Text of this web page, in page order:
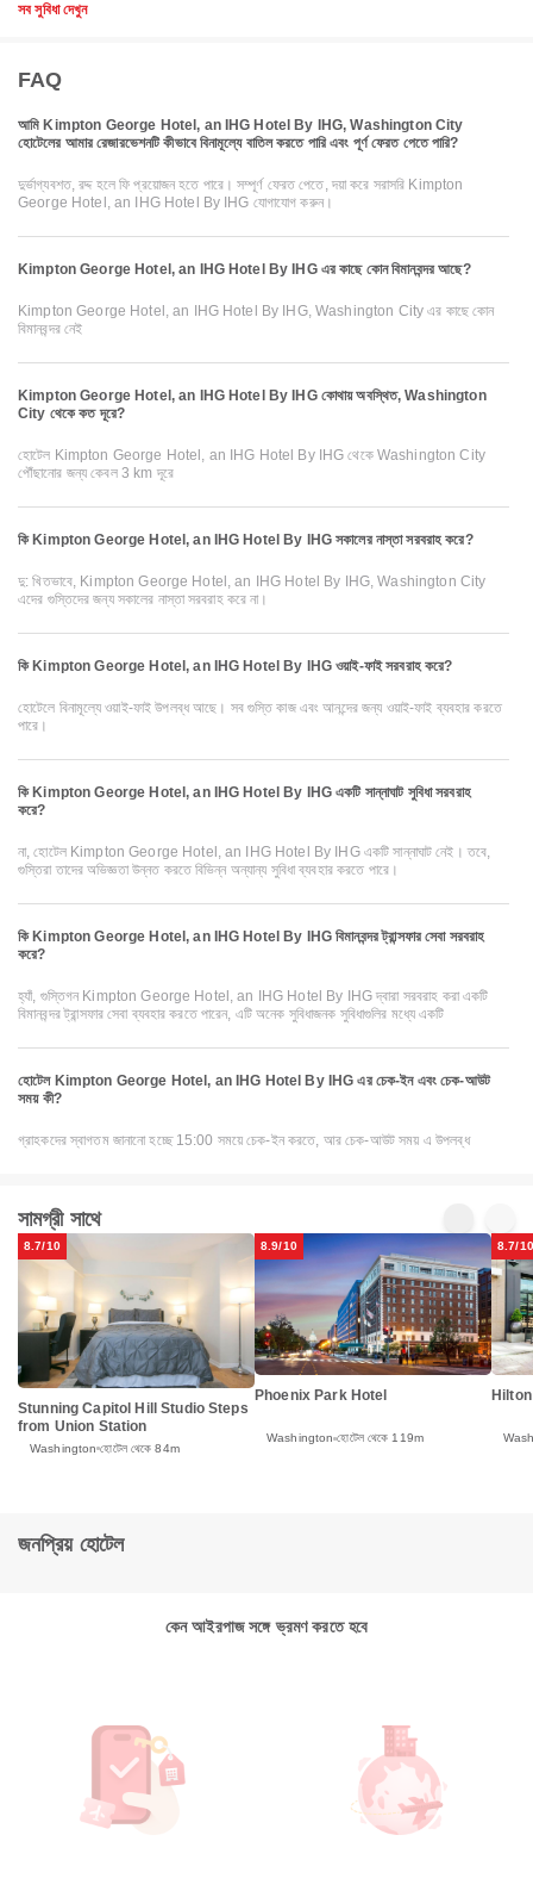
সব সুবিধা দেখুন
FAQ
আমি Kimpton George Hotel, an IHG Hotel By IHG, Washington City
হোটেলের আমার রেজারভেশনটি কীভাবে বিনামূল্যে বাতিল করতে পারি এবং পূর্ণ ফেরত পেতে পারি?
দুর্ভাগ্যবশত, রদ্দ হলে ফি প্রয়োজন হতে পারে। সম্পূর্ণ ফেরত পেতে, দয়া করে সরাসরি Kimpton
George Hotel, an IHG Hotel By IHG যোগাযোগ করুন।
Kimpton George Hotel, an IHG Hotel By IHG এর কাছে কোন বিমানবন্দর আছে?
Kimpton George Hotel, an IHG Hotel By IHG, Washington City এর কাছে কোন
বিমানবন্দর নেই
Kimpton George Hotel, an IHG Hotel By IHG কোথায় অবস্থিত, Washington
City থেকে কত দূরে?
হোটেল Kimpton George Hotel, an IHG Hotel By IHG থেকে Washington City
পৌঁছানোর জন্য কেবল 3 km দূরে
কি Kimpton George Hotel, an IHG Hotel By IHG সকালের নাস্তা সরবরাহ করে?
দু: খিতভাবে, Kimpton George Hotel, an IHG Hotel By IHG, Washington City
এদের গুস্তিদের জন্য সকালের নাস্তা সরবরাহ করে না।
কি Kimpton George Hotel, an IHG Hotel By IHG ওয়াই-ফাই সরবরাহ করে?
হোটেলে বিনামূল্যে ওয়াই-ফাই উপলব্ধ আছে। সব গুস্তি কাজ এবং আনন্দের জন্য ওয়াই-ফাই ব্যবহার করতে
পারে।
কি Kimpton George Hotel, an IHG Hotel By IHG একটি সান্নাঘাট সুবিধা সরবরাহ
করে?
না, হোটেল Kimpton George Hotel, an IHG Hotel By IHG একটি সান্নাঘাট নেই। তবে,
গুস্তিরা তাদের অভিজ্ঞতা উন্নত করতে বিভিন্ন অন্যান্য সুবিধা ব্যবহার করতে পারে।
কি Kimpton George Hotel, an IHG Hotel By IHG বিমানবন্দর ট্রান্সফার সেবা সরবরাহ
করে?
হ্যাঁ, গুস্তিগন Kimpton George Hotel, an IHG Hotel By IHG দ্বারা সরবরাহ করা একটি
বিমানবন্দর ট্রান্সফার সেবা ব্যবহার করতে পারেন, এটি অনেক সুবিধাজনক সুবিধাগুলির মধ্যে একটি
হোটেল Kimpton George Hotel, an IHG Hotel By IHG এর চেক-ইন এবং চেক-আউট
সময় কী?
গ্রাহকদের স্বাগতম জানানো হচ্ছে 15:00 সময়ে চেক-ইন করতে, আর চেক-আউট সময় এ উপলব্ধ
সামগ্রী সাথে
8.7/10
Stunning Capitol Hill Studio Steps
from Union Station
Washington হোটেল থেকে 84m
8.9/10
Phoenix Park Hotel
Washington হোটেল থেকে 119m
8.7/10
জনপ্রিয় হোটেল
কেন আইরপাজ সঙ্গে ভ্রমণ করতে হবে